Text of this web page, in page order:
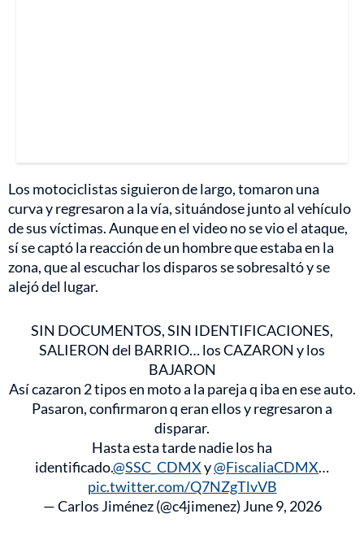
Los motociclistas siguieron de largo, tomaron una
curva y regresaron a la vía, situándose junto al vehículo
de sus víctimas. Aunque en el video no se vio el ataque,
sí se captó la reacción de un hombre que estaba en la
zona, que al escuchar los disparos se sobresaltó y se
alejó del lugar.
SIN DOCUMENTOS, SIN IDENTIFICACIONES,
SALIERON del BARRIO… los CAZARON y los
BAJARON
Así cazaron 2 tipos en moto a la pareja q iba en ese auto.
Pasaron, confirmaron q eran ellos y regresaron a
disparar.
Hasta esta tarde nadie los ha
identificado.@SSC_CDMXy@FiscaliaCDMX…
pic.twitter.com/Q7NZgTlvVB
— Carlos Jiménez (@c4jimenez) June 9, 2026